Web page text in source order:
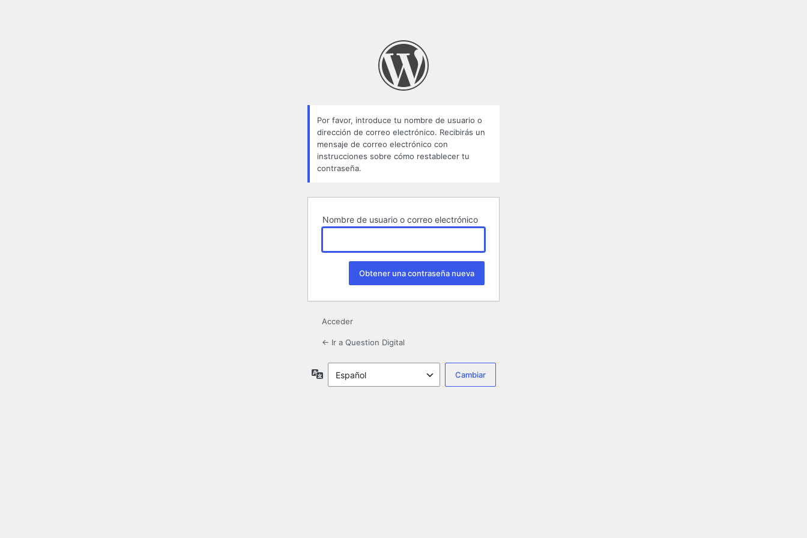
Por favor, introduce tu nombre de usuario o
dirección de correo electrónico. Recibirás un
mensaje de correo electrónico con
instrucciones sobre cómo restablecer tu
contraseña.
Nombre de usuario o correo electrónico
Acceder
← Ir a Question Digital
Idioma